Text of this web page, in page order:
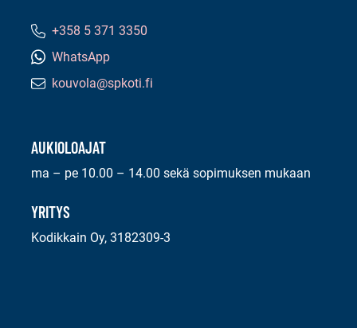
Puhelinnumero:
+358 5 371 3350
WhatsApp
Sähköpostiosoite:
kouvola@spkoti.fi
AUKIOLOAJAT
ma – pe 10.00 – 14.00 sekä sopimuksen mukaan
YRITYS
Kodikkain Oy, 3182309-3